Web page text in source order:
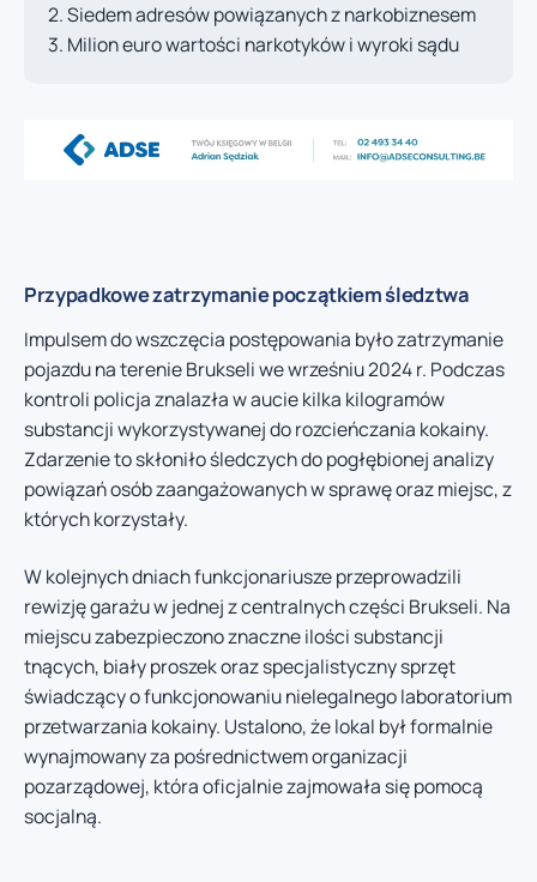
Siedem adresów powiązanych z narkobiznesem
Milion euro wartości narkotyków i wyroki sądu
Przypadkowe zatrzymanie początkiem śledztwa
Impulsem do wszczęcia postępowania było zatrzymanie
pojazdu na terenie Brukseli we wrześniu 2024 r. Podczas
kontroli policja znalazła w aucie kilka kilogramów
substancji wykorzystywanej do rozcieńczania kokainy.
Zdarzenie to skłoniło śledczych do pogłębionej analizy
powiązań osób zaangażowanych w sprawę oraz miejsc, z
których korzystały.
W kolejnych dniach funkcjonariusze przeprowadzili
rewizję garażu w jednej z centralnych części Brukseli. Na
miejscu zabezpieczono znaczne ilości substancji
tnących, biały proszek oraz specjalistyczny sprzęt
świadczący o funkcjonowaniu nielegalnego laboratorium
przetwarzania kokainy. Ustalono, że lokal był formalnie
wynajmowany za pośrednictwem organizacji
pozarządowej, która oficjalnie zajmowała się pomocą
socjalną.